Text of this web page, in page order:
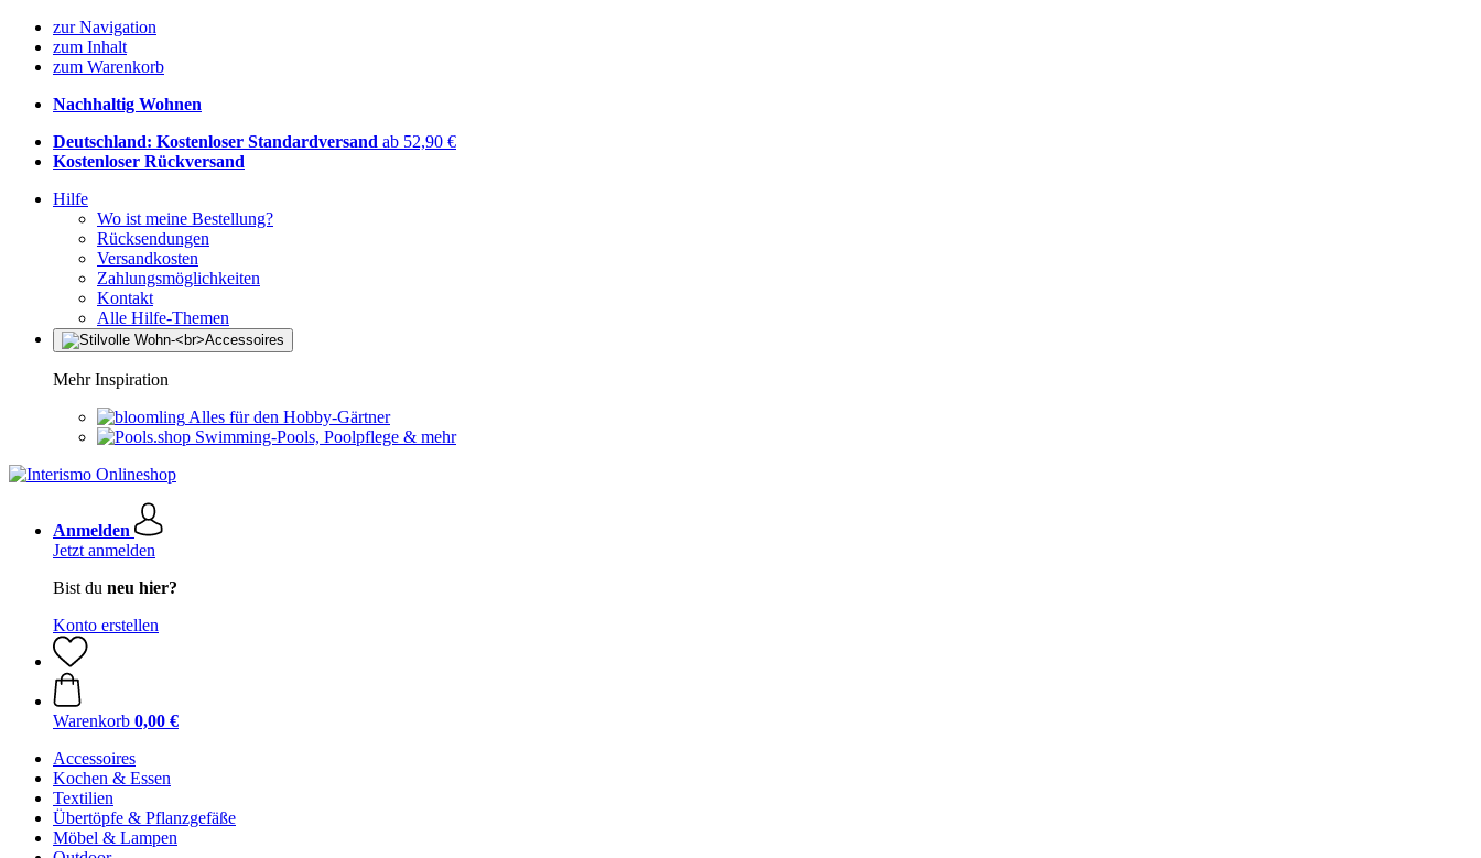
zur Navigation
zum Inhalt
zum Warenkorb
Nachhaltig Wohnen
Deutschland: Kostenloser Standardversand ab 52,90 €
Kostenloser Rückversand
Hilfe
Wo ist meine Bestellung?
Rücksendungen
Versandkosten
Zahlungsmöglichkeiten
Kontakt
Alle Hilfe-Themen
Mehr Inspiration
Alles für den Hobby-Gärtner
Swimming-Pools, Poolpflege & mehr
Anmelden
Jetzt anmelden
Bist du neu hier?
Konto erstellen
Warenkorb 0,00 €
Accessoires
Kochen & Essen
Textilien
Übertöpfe & Pflanzgefäße
Möbel & Lampen